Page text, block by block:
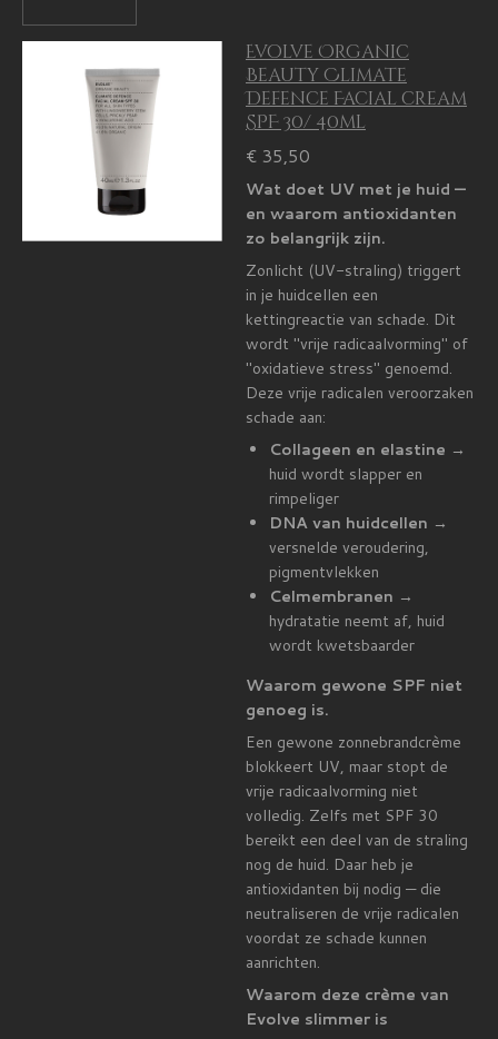
Evolve Organic
Beauty Climate
Defence Facial cream
SPF 30/ 40ml
€ 35,50
Wat doet UV met je huid —
en waarom antioxidanten
zo belangrijk zijn.
Zonlicht (UV-straling) triggert
in je huidcellen een
kettingreactie van schade. Dit
wordt "vrije radicaalvorming" of
"oxidatieve stress" genoemd.
Deze vrije radicalen veroorzaken
schade aan:
Collageen en elastine →
huid wordt slapper en
rimpeliger
DNA van huidcellen →
versnelde veroudering,
pigmentvlekken
Celmembranen →
hydratatie neemt af, huid
wordt kwetsbaarder
Waarom gewone SPF niet
genoeg is.
Een gewone zonnebrandcrème
blokkeert UV, maar stopt de
vrije radicaalvorming niet
volledig. Zelfs met SPF 30
bereikt een deel van de straling
nog de huid. Daar heb je
antioxidanten bij nodig — die
neutraliseren de vrije radicalen
voordat ze schade kunnen
aanrichten.
Waarom deze crème van
Evolve slimmer is